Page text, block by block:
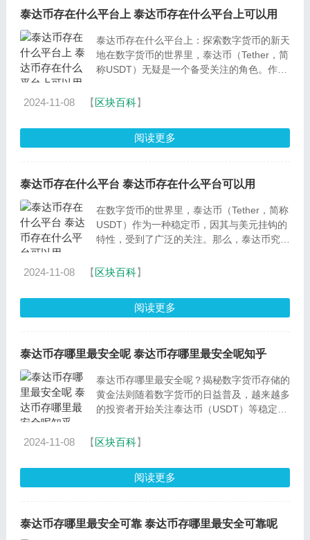
泰达币存在什么平台上 泰达币存在什么平台上可以用
泰达币存在什么平台上：探索数字货币的新天
地在数字货币的世界里，泰达币（Tether，简
称USDT）无疑是一个备受关注的角色。作为
场中扮演着重要
2024-11-08 【区块百科】
阅读更多
泰达币存在什么平台 泰达币存在什么平台可以用
在数字货币的世界里，泰达币（Tether，简称
USDT）作为一种稳定币，因其与美元挂钩的
特性，受到了广泛的关注。那么，泰达币究竟
通世界。一、 泰达
2024-11-08 【区块百科】
阅读更多
泰达币存哪里最安全呢 泰达币存哪里最安全呢知乎
泰达币存哪里最安全呢？揭秘数字货币存储的
黄金法则随着数字货币的日益普及，越来越多
的投资者开始关注泰达币（USDT）等稳定币
安全呢？本文将
2024-11-08 【区块百科】
阅读更多
泰达币存哪里最安全可靠 泰达币存哪里最安全可靠呢